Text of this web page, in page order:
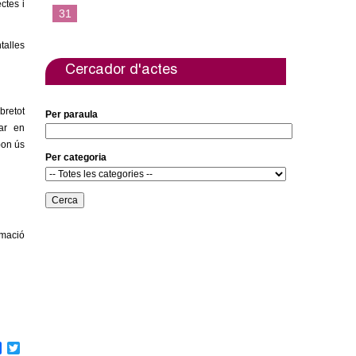
i
en
ús
31
Cercador d'actes
Per paraula
Per categoria